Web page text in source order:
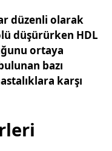
düzenli olarak
düşürürken HDL
ortaya
bazı
karşı